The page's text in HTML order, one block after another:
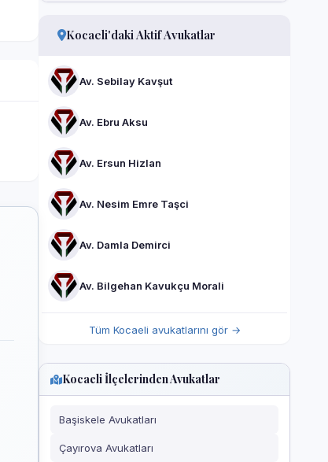
Kocaeli'daki Aktif Avukatlar
Av. Sebilay Kavşut
Av. Ebru Aksu
Av. Ersun Hizlan
Av. Nesim Emre Taşci
Av. Damla Demirci
Av. Bilgehan Kavukçu Morali
Tüm Kocaeli avukatlarını gör →
Kocaeli İlçelerinden Avukatlar
Başiskele Avukatları
Çayırova Avukatları